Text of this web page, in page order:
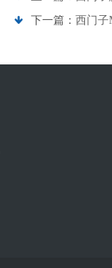
下一篇： 西门子